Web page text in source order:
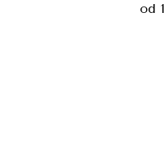
od